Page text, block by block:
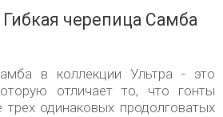
черепица Самба
в коллекции Ультра - это
отличает то, что гонты
одинаковых продолговатых